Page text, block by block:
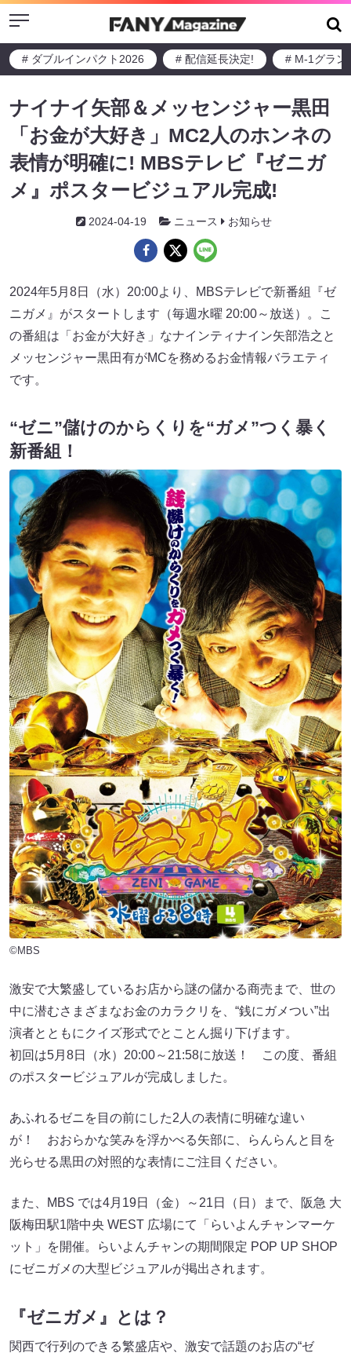
Menu
# ダブルインパクト2026 # 配信延長決定! # M-1グラン
ナイナイ矢部＆メッセンジャー黒田
「お金が大好き」MC2人のホンネの
表情が明確に! MBSテレビ『ゼニガ
メ』ポスタービジュアル完成!
2024-04-19 ニュース お知らせ
2024年5月8日（水）20:00より、MBSテレビで新番組『ゼ
ニガメ』がスタートします（毎週水曜 20:00～放送）。こ
の番組は「お金が大好き」なナインティナイン矢部浩之と
メッセンジャー黒田有がMCを務めるお金情報バラエティ
です。
“ゼニ”儲けのからくりを“ガメ”つく暴く
新番組！
©MBS
激安で大繁盛しているお店から謎の儲かる商売まで、世の
中に潜むさまざまなお金のカラクリを、“銭にガメつい”出
演者とともにクイズ形式でとことん掘り下げます。
初回は5月8日（水）20:00～21:58に放送！ この度、番組
のポスタービジュアルが完成しました。
あふれるゼニを目の前にした2人の表情に明確な違い
が！ おおらかな笑みを浮かべる矢部に、らんらんと目を
光らせる黒田の対照的な表情にご注目ください。
また、MBS では4月19日（金）～21日（日）まで、阪急 大
阪梅田駅1階中央 WEST 広場にて「らいよんチャンマーケ
ット」を開催。らいよんチャンの期間限定 POP UP SHOP
にゼニガメの大型ビジュアルが掲出されます。
『ゼニガメ』とは？
関西で行列のできる繁盛店や、激安で話題のお店の“ゼ